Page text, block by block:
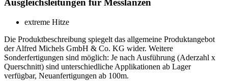
Ausgleichsleitungen für Messlanzen
extreme Hitze
Die Produktbeschreibung spiegelt das allgemeine Produktangebot
der Alfred Michels GmbH & Co. KG wider. Weitere
Sonderfertigungen sind möglich: Je nach Ausführung (Aderzahl x
Querschnitt) sind unterschiedliche Applikationen ab Lager
verfügbar, Neuanfertigungen ab 100m.